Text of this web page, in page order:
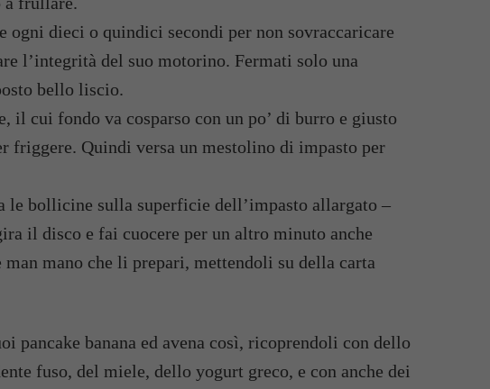
ogni dieci o quindici secondi per non sovraccaricare
l’integrità del suo motorino. Fermati solo una
bello liscio.
il cui fondo va cosparso con un po’ di burro e giusto
friggere. Quindi versa un mestolino di impasto per
le bollicine sulla superficie dell’impasto allargato –
il disco e fai cuocere per un altro minuto anche
mano che li prepari, mettendoli su della carta
pancake banana ed avena così, ricoprendoli con dello
fuso, del miele, dello yogurt greco, e con anche dei